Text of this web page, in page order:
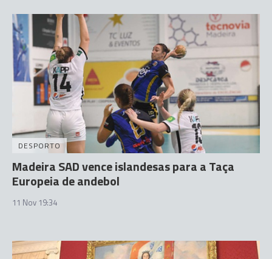
DESPORTO
Madeira SAD vence islandesas para a Taça
Europeia de andebol
11 Nov 19:34